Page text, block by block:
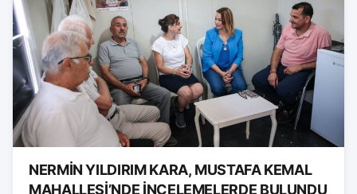
NERMİN YILDIRIM KARA, MUSTAFA KEMAL
MAHALLESİ’NDE İNCELEMELERDE BULUNDU